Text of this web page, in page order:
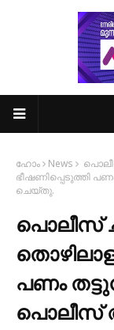
ഹോം News
ഭീഷണിപ്പെടുത്തി
ചെയ്തു.
പൊലീസ്
പണം
പൊലീസ്